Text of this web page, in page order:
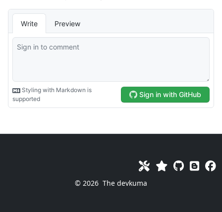
© 2026 The devkuma